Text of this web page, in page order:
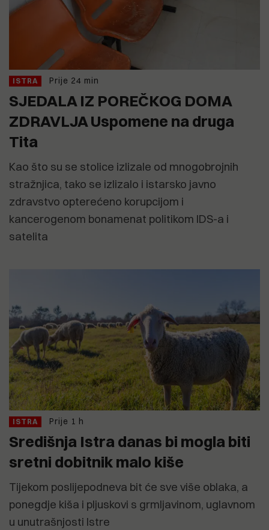
ISTRA Prije 24 min
SJEDALA IZ POREČKOG DOMA
ZDRAVLJA Uspomene na druga
Tita
Kao što su se stolice izlizale od mnogobrojnih
stražnjica, tako se izlizalo i istarsko javno
zdravstvo opterećeno korupcijom i
kancerogenom bonamenat politikom IDS-a i
satelita
ISTRA Prije 1 h
Središnja Istra danas bi mogla biti
sretni dobitnik malo kiše
Tijekom poslijepodneva bit će sve više oblaka, a
ponegdje kiša i pljuskovi s grmljavinom, uglavnom
u unutrašnjosti Istre